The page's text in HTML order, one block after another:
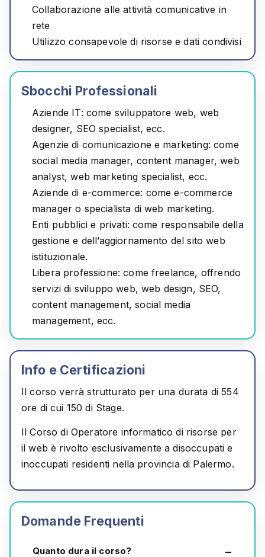
Collaborazione alle attività comunicative in
rete
Utilizzo consapevole di risorse e dati condivisi
Sbocchi Professionali
Aziende IT: come sviluppatore web, web
designer, SEO specialist, ecc.
Agenzie di comunicazione e marketing: come
social media manager, content manager, web
analyst, web marketing specialist, ecc.
Aziende di e-commerce: come e-commerce
manager o specialista di web marketing.
Enti pubblici e privati: come responsabile della
gestione e dell’aggiornamento del sito web
istituzionale.
Libera professione: come freelance, offrendo
servizi di sviluppo web, web design, SEO,
content management, social media
management, ecc.
Info e Certificazioni
Il corso verrà strutturato per una durata di 554
ore di cui 150 di Stage.
Il Corso di Operatore informatico di risorse per
il web è rivolto esclusivamente a disoccupati e
inoccupati residenti nella provincia di Palermo.
Domande Frequenti
Quanto dura il corso?